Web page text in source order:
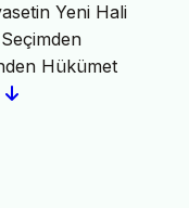
Yeni Hali
Hükümet